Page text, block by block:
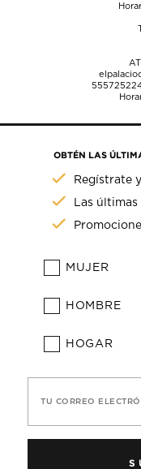
OBTÉN LAS
Regístrate
Las últimas
MUJER
HOMBRE
HOGAR
TU CORREO